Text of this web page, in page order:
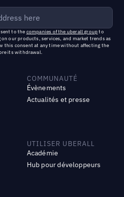
to the companies of the uberall groupto
our products, services, and market trends as
this consent at any time without affecting the
its withdrawal.
COMMUNAUTÉ
Évènements
Actualités et presse
UTILISER UBERALL
Académie
Hub pour développeurs